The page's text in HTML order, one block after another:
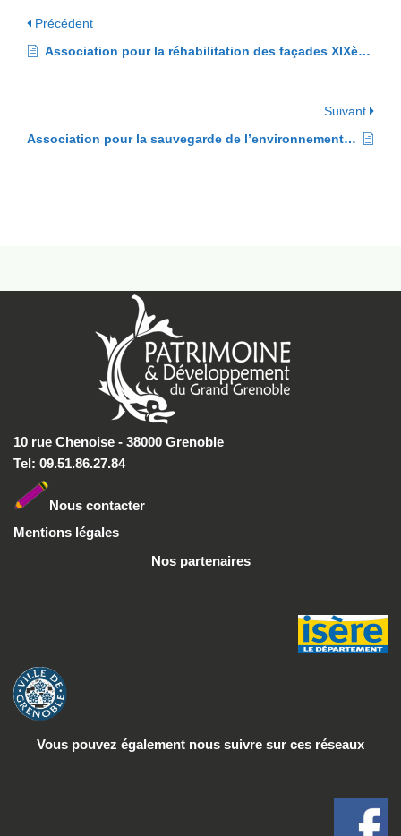
Précédent
Association pour la réhabilitation des façades XIXème de Grenoble (ARFG)
Suivant
Association pour la sauvegarde de l’environnement en l’ancienne ville de Grenoble (ASEAVG)
10 rue Chenoise - 38000 Grenoble
Tel: 09.51.86.27.84
Nous contacter
Mentions légales
Nos partenaires
Vous pouvez également nous suivre sur ces réseaux